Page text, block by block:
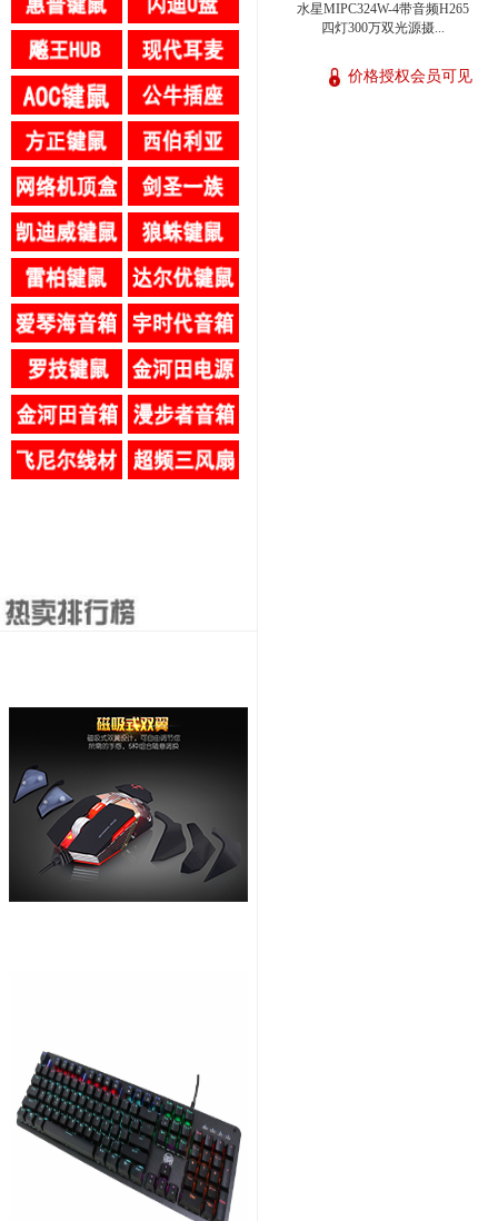
水星MIPC324W-4带音频H265
四灯300万双光源摄...
价格授权会员可见